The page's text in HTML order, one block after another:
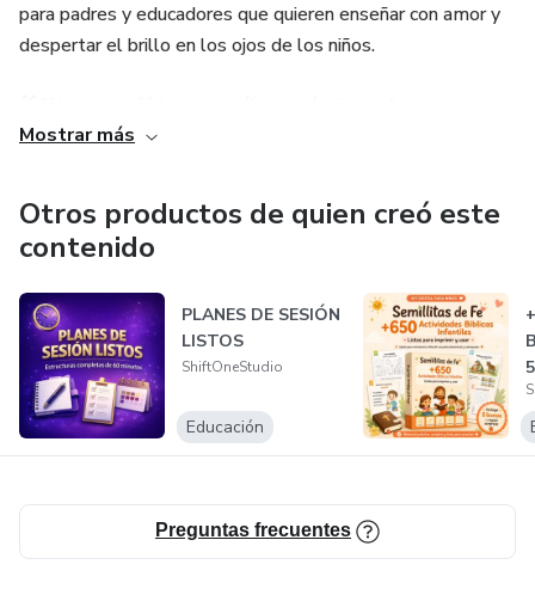
para padres y educadores que quieren enseñar con amor y
despertar el brillo en los ojos de los niños.
especial!**
Asegura ahora tu acceso y llévate bonos exclusivos para
transformar el aprendizaje en encanto.
👉 ¡Haz clic en el enlace y vive esta experiencia antes de
que se termine!
⏰ **¡Último día para liberar el acceso completo!*
Mostrar más
Otros productos de quien creó este
contenido
PLANES DE SESIÓN
LISTOS
ShiftOneStudio
Educación
Preguntas frecuentes